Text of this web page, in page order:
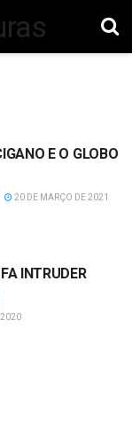
E O GLOBO
20 DE MARÇO DE 2021
INTRUDER
2020